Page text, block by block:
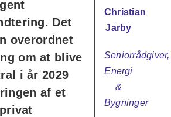
Det
overordnet
om at blive
i år 2029
af et
Christian
Jarby
Seniorrådgiver,
Energi
&
Bygninger